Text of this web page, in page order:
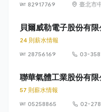
82917769
臺北市
貝爾威勒電子股份有限
24 則薪水情報
28756169
03-
聯華氣體工業股份有限
57 則薪水情報
05258865
02-